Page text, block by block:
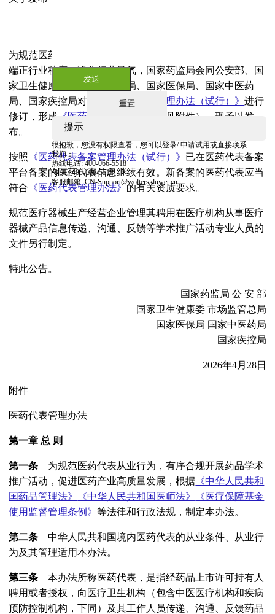
发送
重置
提示
很抱歉，您没有权限查看，您可以登录/ 申请试用或直接联系
我们：
热线电话: 400-066-5518
传 真: 400-066-5518
客服邮箱: CN-Support@wolterskluwer.cn
为规范医药代表学术推广行为，进一步加强医药代表管理，
端正行业秩序、净化行业风气，国家药监局会同公安部、国
家卫生健康委、市场监管总局、国家医保局、国家中医药
局、国家疾控局对 《医药代表备案管理办法（试行）》进行
修订，形成 《医药代表管理办法》
（见附件）。现予以发
布。
按照 《医药代表备案管理办法（试行）》 已在医药代表备案
平台备案的医药代表信息继续有效。新备案的医药代表应当
符合 《医药代表管理办法》的有关资质要求。
规范医疗器械生产经营企业管理其聘用在医疗机构从事医疗
器械产品信息传递、沟通、反馈等学术推广活动专业人员的
文件另行制定。
特此公告。
国家药监局 公 安 部
国家卫生健康委 市场监管总局
国家医保局 国家中医药局
国家疾控局
2026年4月28日
附件
医药代表管理办法
第一章 总 则
第一条 为规范医药代表从业行为，有序合规开展药品学术
推广活动，促进医药产业高质量发展，根据 《中华人民共和
国药品管理法》
《中华人民共和国医师法》
《医疗保障基金
使用监督管理条例》等法律和行政法规，制定本办法。
第二条中华人民共和国境内医药代表的从业条件、从业行
为及其管理适用本办法。
第三条本办法所称医药代表，是指经药品上市许可持有人
聘用或者授权，向医疗卫生机构（包含中医医疗机构和疾病
预防控制机构，下同）及其工作人员传递、沟通、反馈药品